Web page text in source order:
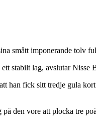
smått imponerande tolv
stabilt lag, avslutar Nisse
fick sitt tredje gula kort
den vore att plocka tre